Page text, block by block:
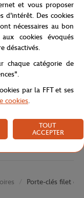
Porte-clés filet de
et vous proposer
d'intérêt. Des cookies
nécessaires au bon
cookies évoqués
désactivés.
chaque catégorie de
par la FFT et ses
cookies.
TOUT
ACCEPTER